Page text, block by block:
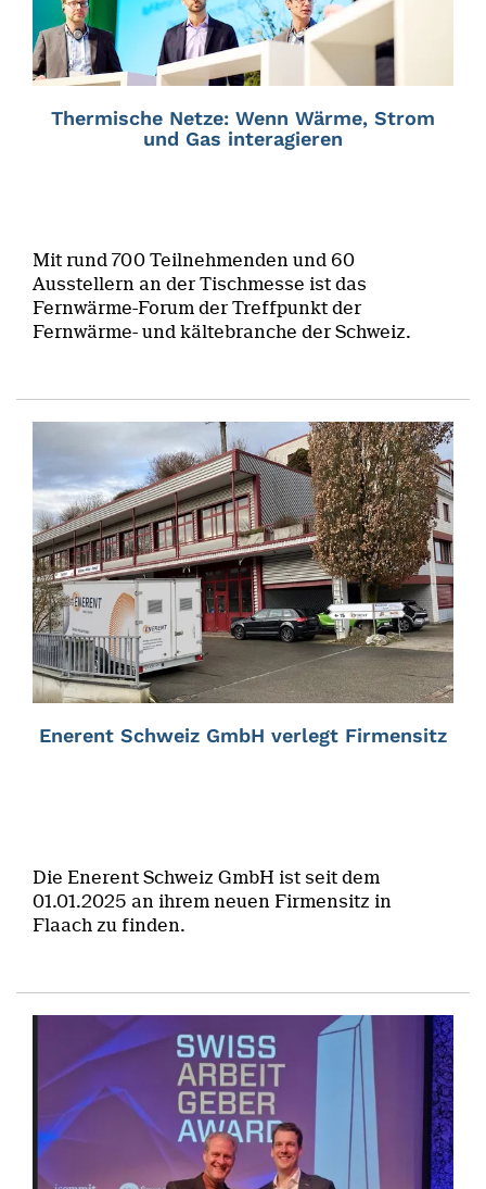
Thermische Netze: Wenn Wärme, Strom
und Gas interagieren
Mit rund 700 Teilnehmenden und 60
Ausstellern an der Tischmesse ist das
Fernwärme-Forum der Treffpunkt der
Fernwärme- und kältebranche der Schweiz.
Enerent Schweiz GmbH verlegt Firmensitz
Die Enerent Schweiz GmbH ist seit dem
01.01.2025 an ihrem neuen Firmensitz in
Flaach zu finden.